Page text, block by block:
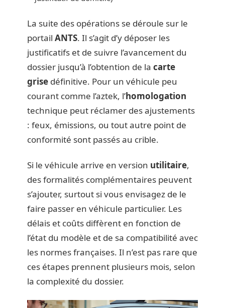
La suite des opérations se déroule sur le
portail ANTS. Il s’agit d’y déposer les
justificatifs et de suivre l’avancement du
dossier jusqu’à l’obtention de la carte
grise définitive. Pour un véhicule peu
courant comme l’aztek, l’homologation
technique peut réclamer des ajustements
: feux, émissions, ou tout autre point de
conformité sont passés au crible.
Si le véhicule arrive en version utilitaire,
des formalités complémentaires peuvent
s’ajouter, surtout si vous envisagez de le
faire passer en véhicule particulier. Les
délais et coûts diffèrent en fonction de
l’état du modèle et de sa compatibilité avec
les normes françaises. Il n’est pas rare que
ces étapes prennent plusieurs mois, selon
la complexité du dossier.